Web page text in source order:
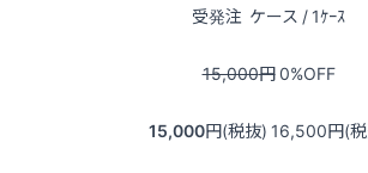
受発注 ケース / 1ｹｰｽ
15,000円0%OFF
15,000円(税抜) 16,500円(